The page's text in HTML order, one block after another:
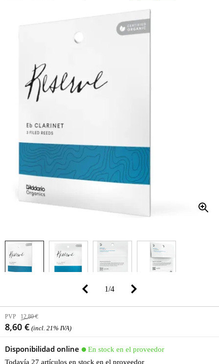
1/4
PVP 12,80 €
8,60 € (incl. 21% IVA)
Disponibilidad online
En stock en el proveedor
Todavía 27 artículos en stock en el proveedor